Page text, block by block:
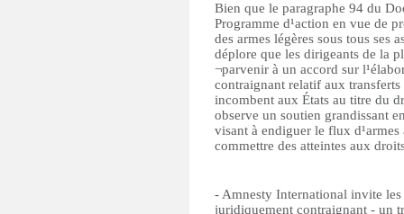
Bien que le paragraphe 94 du
Programme d¹action en vue de
des armes légères sous tous ses
déplore que les dirigeants de la
¬parvenir à un accord sur
contraignant relatif aux
incombent aux États au titre du
observe un soutien grandissant
visant à endiguer le flux
commettre des atteintes aux
- Amnesty International invite
juridiquement contraignant - un